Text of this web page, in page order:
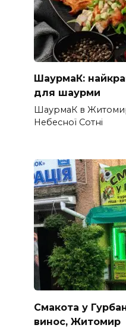
ШаурмаК:
для шаурми
ШаурмаК в
Небесної Сотні
Смакота у
винос, Житомир